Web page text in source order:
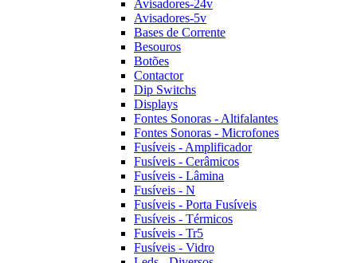
Avisadores-24v
Avisadores-5v
Bases de Corrente
Besouros
Botões
Contactor
Dip Switchs
Displays
Fontes Sonoras - Altifalantes
Fontes Sonoras - Microfones
Fusíveis - Amplificador
Fusíveis - Cerâmicos
Fusíveis - Lâmina
Fusíveis - N
Fusíveis - Porta Fusíveis
Fusíveis - Térmicos
Fusíveis - Tr5
Fusíveis - Vidro